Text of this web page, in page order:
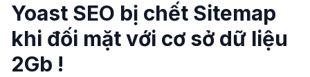
Yoast SEO bị chết Sitemap
khi đối mặt với cơ sở dữ liệu
2Gb !